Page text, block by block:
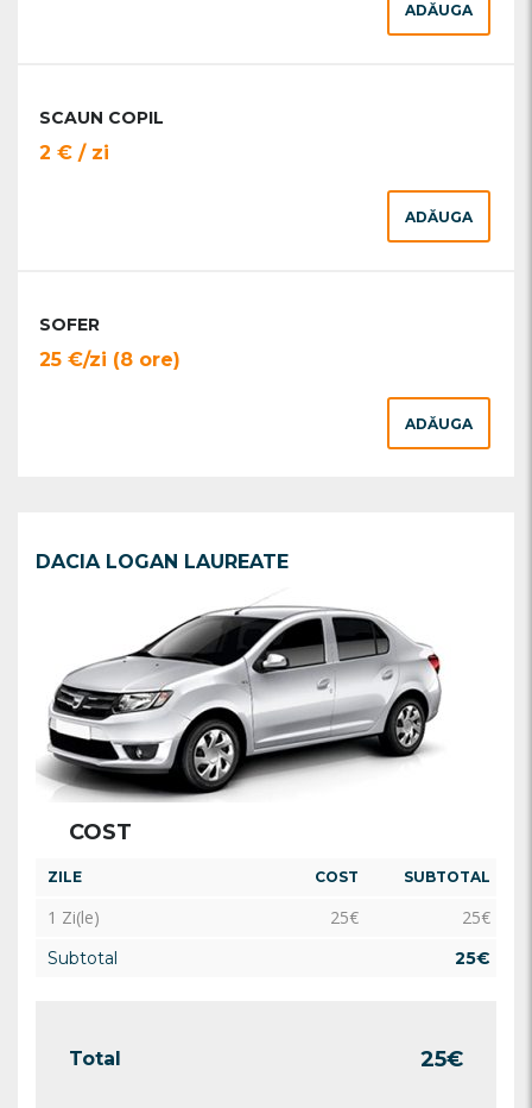
ADĂUGA
SCAUN COPIL
2 € / zi
ADĂUGA
SOFER
25 €/zi (8 ore)
ADĂUGA
DACIA LOGAN LAUREATE
COST
ZILE COST SUBTOTAL
1 Zi(le) 25€ 25€
Subtotal 25€
Total 25€